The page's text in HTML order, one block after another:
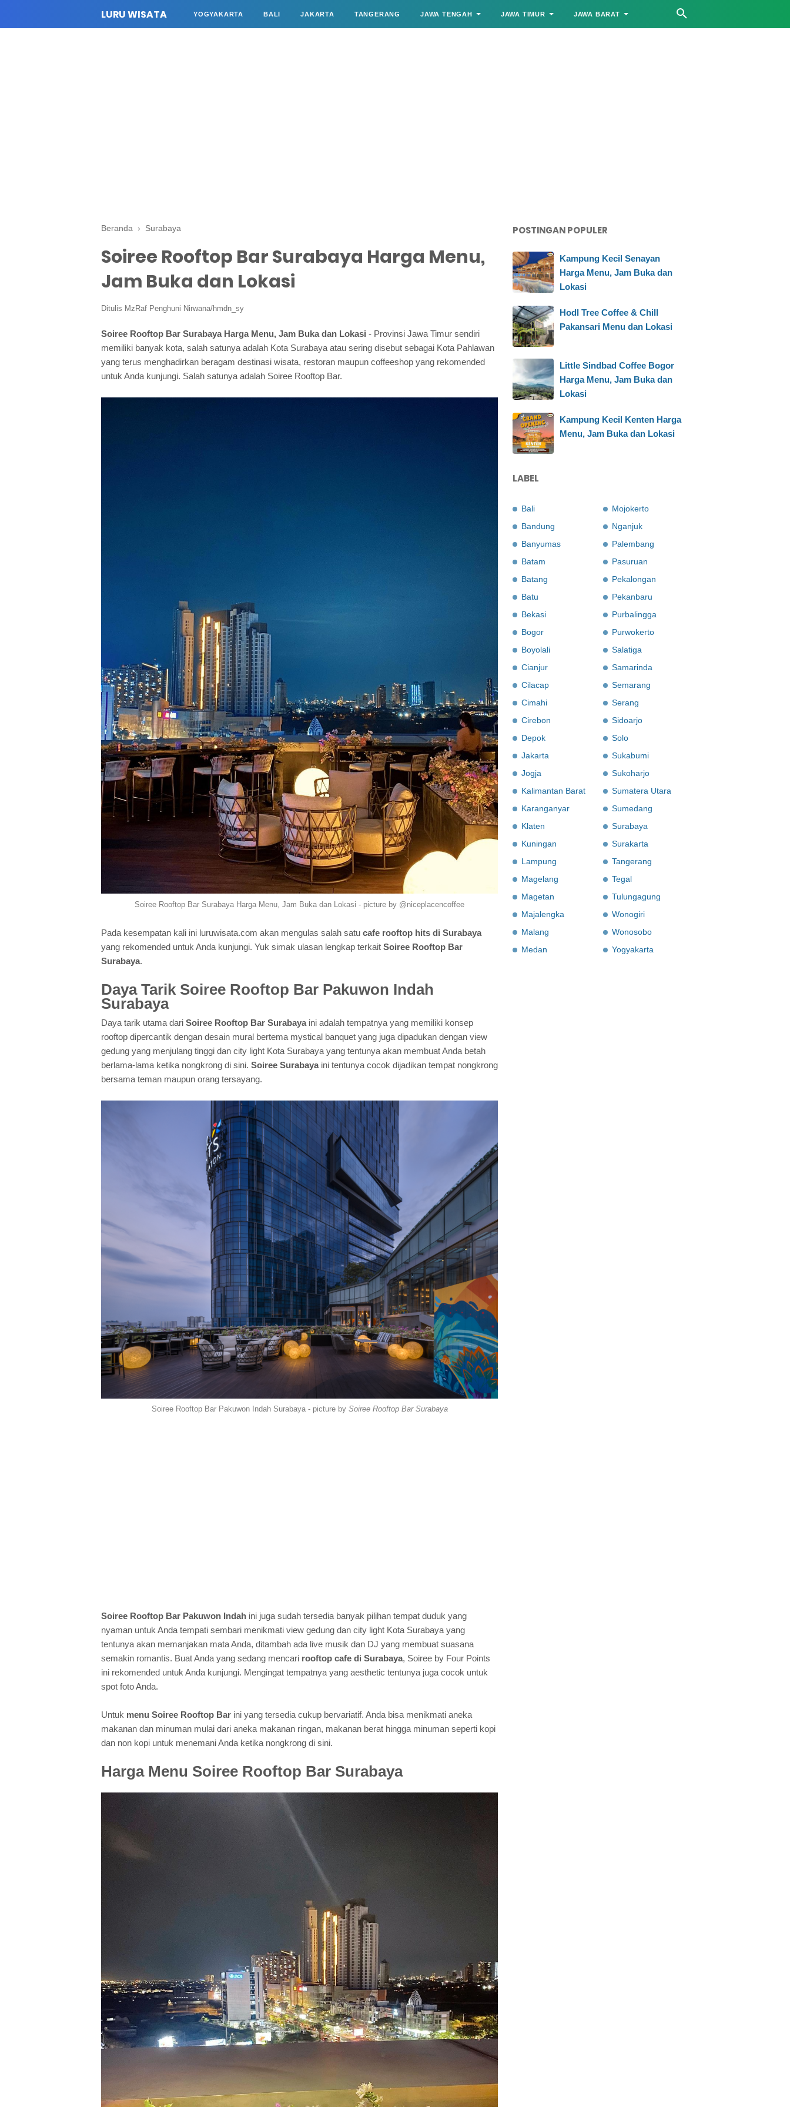
LURU WISATA YOGYAKARTA BALI JAKARTA TANGERANG JAWA TENGAH JAWA TIMUR JAWA BARAT
Beranda › Surabaya
Soiree Rooftop Bar Surabaya Harga Menu,
Jam Buka dan Lokasi
Ditulis MzRaf Penghuni Nirwana/hmdn_sy
Soiree Rooftop Bar Surabaya Harga Menu, Jam Buka dan Lokasi - Provinsi Jawa Timur sendiri
memiliki banyak kota, salah satunya adalah Kota Surabaya atau sering disebut sebagai Kota Pahlawan
yang terus menghadirkan beragam destinasi wisata, restoran maupun coffeeshop yang rekomended
untuk Anda kunjungi. Salah satunya adalah Soiree Rooftop Bar.
Soiree Rooftop Bar Surabaya Harga Menu, Jam Buka dan Lokasi - picture by @niceplacencoffee
Pada kesempatan kali ini luruwisata.com akan mengulas salah satu cafe rooftop hits di Surabaya
yang rekomended untuk Anda kunjungi. Yuk simak ulasan lengkap terkait Soiree Rooftop Bar
Surabaya.
Daya Tarik Soiree Rooftop Bar Pakuwon Indah
Surabaya
Daya tarik utama dari Soiree Rooftop Bar Surabayaini adalah tempatnya yang memiliki konsep
rooftop dipercantik dengan desain mural bertema mystical banquet yang juga dipadukan dengan view
gedung yang menjulang tinggi dan city light Kota Surabaya yang tentunya akan membuat Anda betah
berlama-lama ketika nongkrong di sini. Soiree Surabayaini tentunya cocok dijadikan tempat nongkrong
bersama teman maupun orang tersayang.
Soiree Rooftop Bar Pakuwon Indah Surabaya - picture by Soiree Rooftop Bar Surabaya
Soiree Rooftop Bar Pakuwon Indah ini juga sudah tersedia banyak pilihan tempat duduk yang
nyaman untuk Anda tempati sembari menikmati view gedung dan city light Kota Surabaya yang
tentunya akan memanjakan mata Anda, ditambah ada live musik dan DJ yang membuat suasana
semakin romantis. Buat Anda yang sedang mencari rooftop cafe di Surabaya, Soiree by Four Points
ini rekomended untuk Anda kunjungi. Mengingat tempatnya yang aesthetic tentunya juga cocok untuk
spot foto Anda.
Untuk menu Soiree Rooftop Bar ini yang tersedia cukup bervariatif. Anda bisa menikmati aneka
makanan dan minuman mulai dari aneka makanan ringan, makanan berat hingga minuman seperti kopi
dan non kopi untuk menemani Anda ketika nongkrong di sini.
Harga Menu Soiree Rooftop Bar Surabaya
POSTINGAN POPULER
Kampung Kecil Senayan
Harga Menu, Jam Buka dan
Lokasi
Hodl Tree Coffee & Chill
Pakansari Menu dan Lokasi
Little Sindbad Coffee Bogor
Harga Menu, Jam Buka dan
Lokasi
Kampung Kecil Kenten Harga
Menu, Jam Buka dan Lokasi
LABEL
Bali
Bandung
Banyumas
Batam
Batang
Batu
Bekasi
Bogor
Boyolali
Cianjur
Cilacap
Cimahi
Cirebon
Depok
Jakarta
Jogja
Kalimantan Barat
Karanganyar
Klaten
Kuningan
Lampung
Magelang
Magetan
Majalengka
Malang
Medan
Mojokerto
Nganjuk
Palembang
Pasuruan
Pekalongan
Pekanbaru
Purbalingga
Purwokerto
Salatiga
Samarinda
Semarang
Serang
Sidoarjo
Solo
Sukabumi
Sukoharjo
Sumatera Utara
Sumedang
Surabaya
Surakarta
Tangerang
Tegal
Tulungagung
Wonogiri
Wonosobo
Yogyakarta